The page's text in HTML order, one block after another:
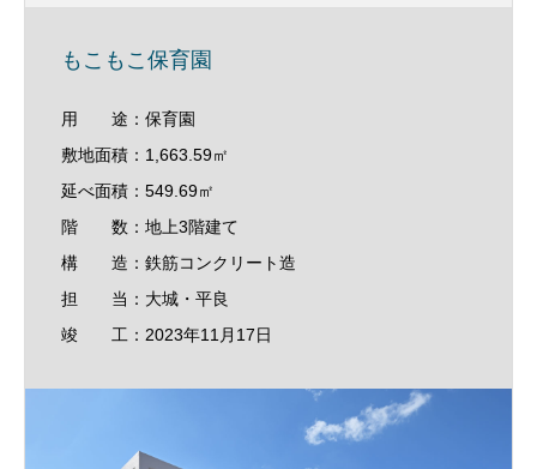
もこもこ保育園
用 途：保育園
敷地面積：1,663.59㎡
延べ面積：549.69㎡
階 数：地上3階建て
構 造：鉄筋コンクリート造
担 当：大城・平良
竣 工：2023年11月17日